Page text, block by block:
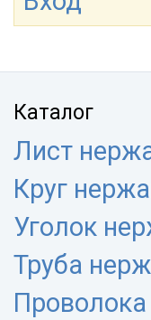
Каталог
Лист
Круг
Уголок
Труба
Проволока